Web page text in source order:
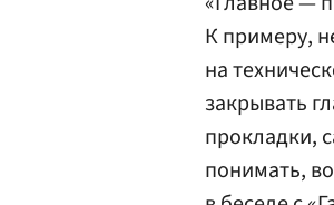
К примеру,
на
закрывать
прокладки,
понимать,